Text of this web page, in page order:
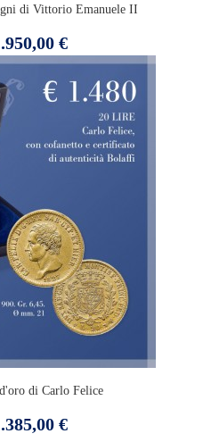
di Vittorio Emanuele II
€
di Carlo Felice
€